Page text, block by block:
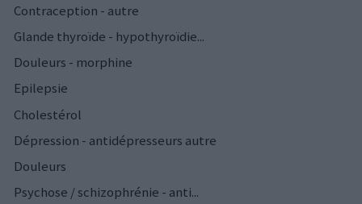
Contraception - autre
Glande thyroïde - hypothyroïdie...
Douleurs - morphine
Epilepsie
Cholestérol
Dépression - antidépresseurs autre
Douleurs
Psychose / schizophrénie - anti...